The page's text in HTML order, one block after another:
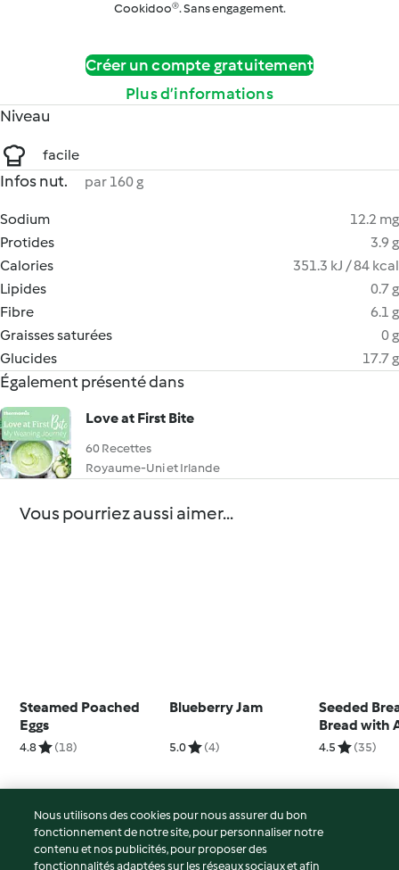
Cookidoo®. Sans engagement.
Créer un compte gratuitement
Plus d’informations
Niveau
facile
Infos nut. par 160 g
Sodium
12.2 mg
Protides
3.9 g
Calories
351.3 kJ / 84 kcal
Lipides
0.7 g
Fibre
6.1 g
Graisses saturées
0 g
Glucides
17.7 g
Également présenté dans
Love at First Bite
60 Recettes
Royaume-Uni et Irlande
Vous pourriez aussi aimer...
Steamed Poached
Eggs
4.8 (18)
Blueberry Jam
5.0 (4)
Seeded
Bread with
Ricotta
4.5 (35)
© Copyright 2026
Nous utilisons des cookies pour nous assurer du bon
fonctionnement de notre site, pour personnaliser notre
contenu et nos publicités, pour proposer des
fonctionnalités adaptées sur les réseaux sociaux et afin